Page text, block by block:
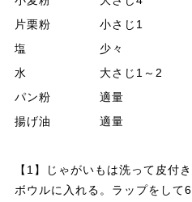
片栗粉 小さじ1
塩 少々
水 大さじ1～2
パン粉 適量
揚げ油 適量
【1】じゃがいもは洗って皮付
ボウルに入れる。ラップをして